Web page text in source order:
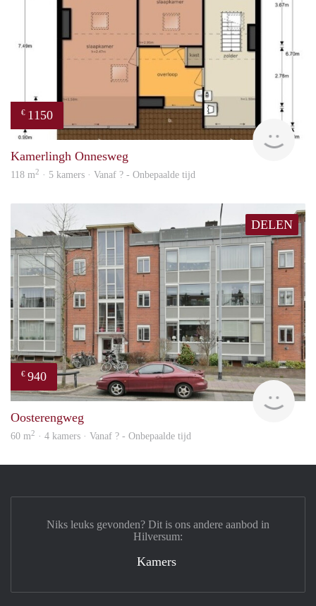
€ 1150
Kamerlingh Onnesweg
118 m2 · 5 kamers · Vanaf ? - Onbepaalde tijd
DELEN
€ 940
Oosterengweg
60 m2 · 4 kamers · Vanaf ? - Onbepaalde tijd
Niks leuks gevonden? Dit is ons andere aanbod in
Hilversum:
Kamers